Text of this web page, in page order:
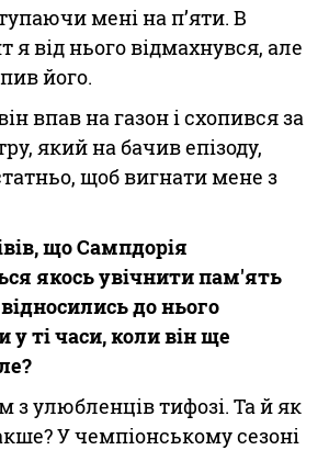
мені на п’яти. В
від нього відмахнувся, але
його.
впав на газон і схопився за
який на бачив епізоду,
щоб вигнати мене з
що Сампдорія
якось увічнити пам'ять
до нього
у ті часи, коли він ще
з улюбленців тифозі. Та й як
У чемпіонському сезоні